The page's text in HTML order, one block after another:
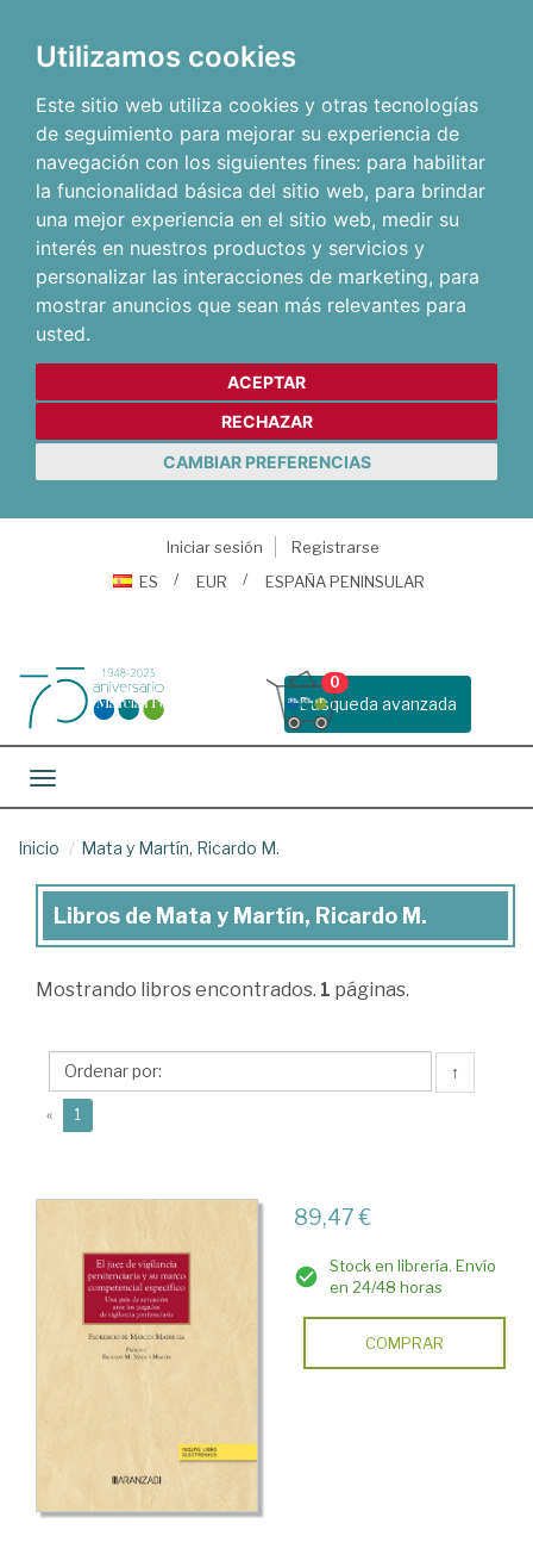
Utilizamos cookies
Este sitio web utiliza cookies y otras tecnologías
de seguimiento para mejorar su experiencia de
navegación con los siguientes fines: para habilitar
la funcionalidad básica del sitio web, para brindar
una mejor experiencia en el sitio web, medir su
interés en nuestros productos y servicios y
personalizar las interacciones de marketing, para
mostrar anuncios que sean más relevantes para
usted.
ACEPTAR
RECHAZAR
CAMBIAR PREFERENCIAS
Iniciar sesión
Registrarse
ES
EUR ESPAÑA PENINSULAR
Busqueda avanzada
0
Toggle navigation
Inicio Mata y Martín, Ricardo M.
Libros
Mata
Martín,
Ricardo
Libros de Mata y Martín, Ricardo M.
Mostrando libros encontrados. 1 páginas.
↑
« 1
89,47 €
Stock en librería. Envío
en 24/48 horas
COMPRAR